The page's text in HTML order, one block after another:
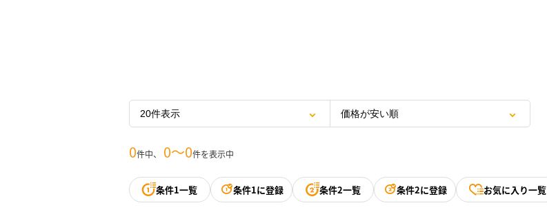
0件中、 0〜0件を表示中
条件1一覧 条件1に登録 条件2一覧 条件2に登録 お気に入り一覧